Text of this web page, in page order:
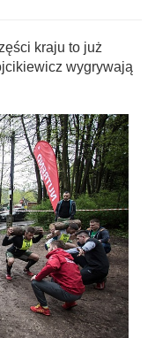
kraju to już
wygrywają